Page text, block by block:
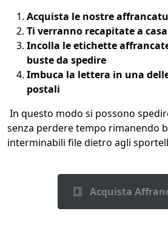
Acquista le nostre
Ti verranno recapitate a casa
Incolla le etichette
buste da spedire
Imbuca la lettera in una
postali
In questo modo si possono
senza perdere tempo rimanendo
interminabili file dietro agli
Acquista